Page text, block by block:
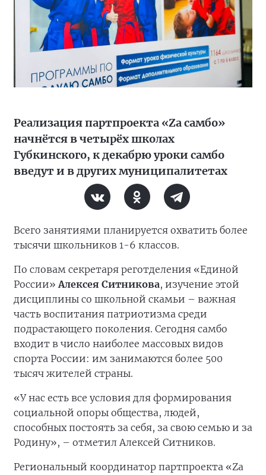
Реализация партпроекта «Zа самбо»
начнётся в четырёх школах
Губкинского, к декабрю уроки самбо
введут и в других муниципалитетах
Всего занятиями планируется охватить более
тысячи школьников 1-6 классов.
По словам секретаря реготделения «Единой
России»Алексея Ситникова, изучение этой
дисциплины со школьной скамьи – важная
часть воспитания патриотизма среди
подрастающего поколения. Сегодня самбо
входит в число наиболее массовых видов
спорта России: им занимаются более 500
тысяч жителей страны.
«У нас есть все условия для формирования
социальной опоры общества, людей,
способных постоять за себя, за свою семью и за
Родину», – отметил Алексей Ситников.
Региональный координатор партпроекта «Zа